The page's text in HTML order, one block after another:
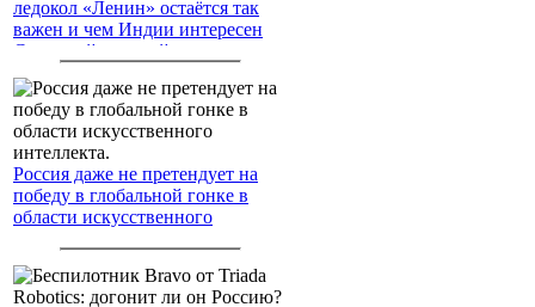
ледокол «Ленин» остаётся так
важен и чем Индии интересен
Северный морской путь
Россия даже не претендует на
победу в глобальной гонке в
области искусственного